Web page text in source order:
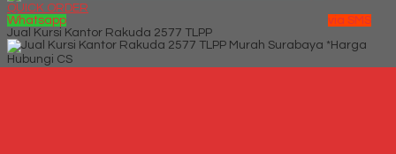
QUICK ORDER
Whatsapp
via SMS
Jual Kursi Kantor Rakuda 2577 TLPP
*Harga
Hubungi CS